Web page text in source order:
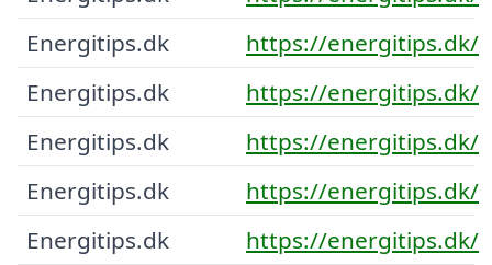
Energitips.dk
https://energitips.dk/
Energitips.dk
https://energitips.dk/
Energitips.dk
https://energitips.dk/
Energitips.dk
https://energitips.dk/
Energitips.dk
https://energitips.dk/